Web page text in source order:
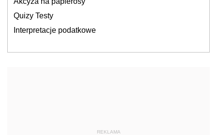
Quizy Testy
Interpretacje podatkowe
REKLAMA